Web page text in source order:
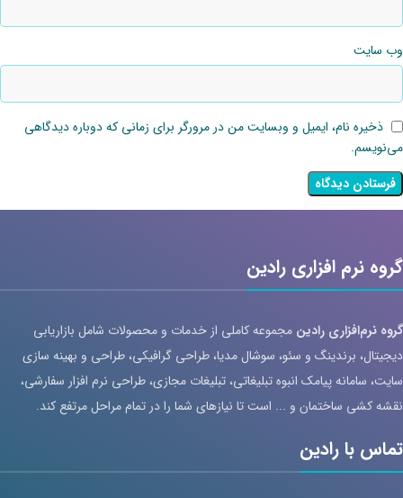
وب‌ سایت
ذخیره نام، ایمیل و وبسایت من در مرورگر برای زمانی که دوباره دیدگاهی
می‌نویسم.
گروه نرم افزاری رادین
گروه نرم‌افزاری رادین مجموعه کاملی از خدمات و محصولات شامل بازاریابی
دیجیتال، برندینگ و سئو، سوشال مدیا، طراحی گرافیکی، طراحی و بهینه سازی
سایت، سامانه پیامک انبوه تبلیغاتی، تبلیغات مجازی، طراحی نرم افزار سفارشی،
نقشه کشی ساختمان و ... است تا نیازهای شما را در تمام مراحل مرتفع کند.
تماس با رادین